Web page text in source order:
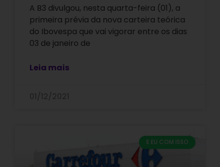
A B3 divulgou, nesta quarta-feira (01), a
primeira prévia da nova carteira teórica
do Ibovespa que vai vigorar entre os dias
03 de janeiro de
Leia mais
E EU COM ISSO